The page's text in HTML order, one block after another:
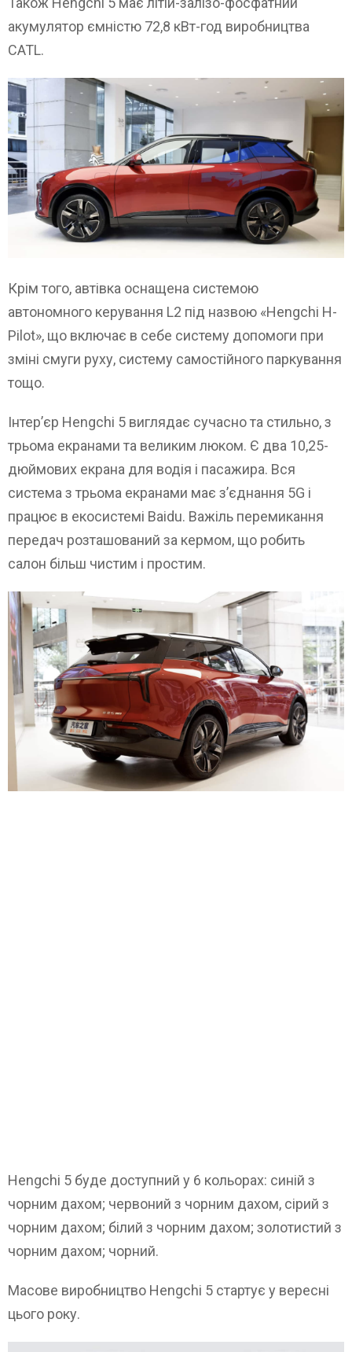
акумулятор ємністю 72,8 кВт-год виробництва
CATL.
Крім того, автівка оснащена системою
автономного керування L2 під назвою «Hengchi H-
Pilot», що включає в себе систему допомоги при
зміні смуги руху, систему самостійного паркування
тощо.
Інтер’єр Hengchi 5 виглядає сучасно та стильно, з
трьома екранами та великим люком. Є два 10,25-
дюймових екрана для водія і пасажира. Вся
система з трьома екранами має з’єднання 5G і
працює в екосистемі Baidu. Важіль перемикання
передач розташований за кермом, що робить
салон більш чистим і простим.
Hengchi 5 буде доступний у 6 кольорах: синій з
чорним дахом; червоний з чорним дахом, сірий з
чорним дахом; білий з чорним дахом; золотистий з
чорним дахом; чорний.
Масове виробництво Hengchi 5 стартує у вересні
цього року.